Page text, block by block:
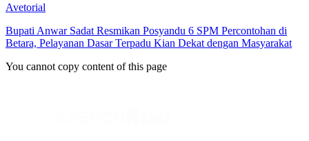
Avetorial
Bupati Anwar Sadat Resmikan Posyandu 6 SPM Percontohan di
Betara, Pelayanan Dasar Terpadu Kian Dekat dengan Masyarakat
You cannot copy content of this page